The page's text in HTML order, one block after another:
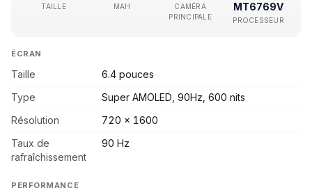
TAILLE MAH
CAMÉRA
PRINCIPALE
MT6769V
PROCESSEUR
ÉCRAN
Taille
6.4 pouces
Type
Super AMOLED, 90Hz, 600 nits
Résolution
720 x 1600
Taux de
rafraîchissement
90 Hz
PERFORMANCE